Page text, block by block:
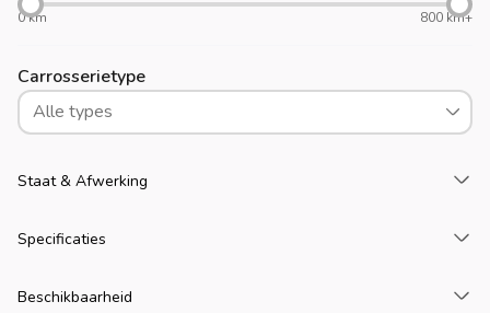
0 km 800 km+
Carrosserietype
Alle types
Staat & Afwerking
Specificaties
Beschikbaarheid